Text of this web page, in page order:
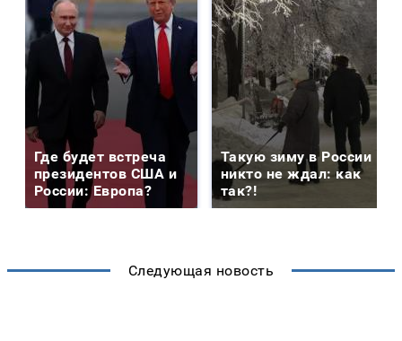
Где будет встреча
президентов США и
России: Европа?
Такую зиму в России
никто не ждал: как
так?!
Следующая новость